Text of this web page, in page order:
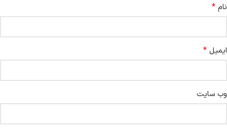
نام *
ایمیل *
وب‌ سایت